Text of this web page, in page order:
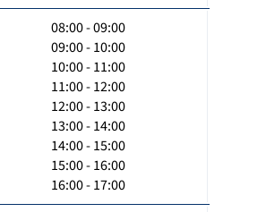
08:00 - 09:00
09:00 - 10:00
10:00 - 11:00
11:00 - 12:00
12:00 - 13:00
13:00 - 14:00
14:00 - 15:00
15:00 - 16:00
16:00 - 17:00